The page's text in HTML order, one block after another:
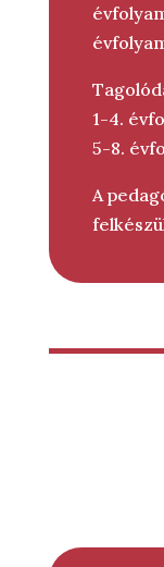
1-4.
5-8.
A